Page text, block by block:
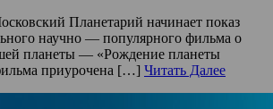
Планетарий начинает показ
научно — популярного фильма о
планеты — «Рождение планеты
приурочена […] Читать Далее